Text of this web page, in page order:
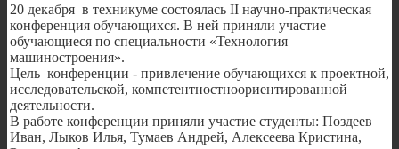
20 декабря в техникуме состоялась II научно-практическая
конференция обучающихся. В ней приняли участие
обучающиеся по специальности «Технология
машиностроения».
Цель конференции - привлечение обучающихся к проектной,
исследовательской, компетентностноориентированной
деятельности.
В работе конференции приняли участие студенты: Поздеев
Иван, Лыков Илья, Тумаев Андрей, Алексеева Кристина,